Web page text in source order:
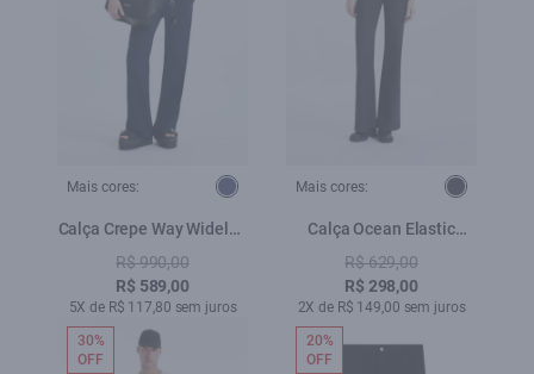
Mais cores:
Calça Crepe Way Wideleg
Dark Navy
R$ 990,00
R$ 589,00
5X de R$ 117,80 sem juros
Mais cores:
Calça Ocean Elastic
Patheph Lav. 35
Amaciado
R$ 629,00
R$ 298,00
2X de R$ 149,00 sem juros
30%
OFF
20%
OFF